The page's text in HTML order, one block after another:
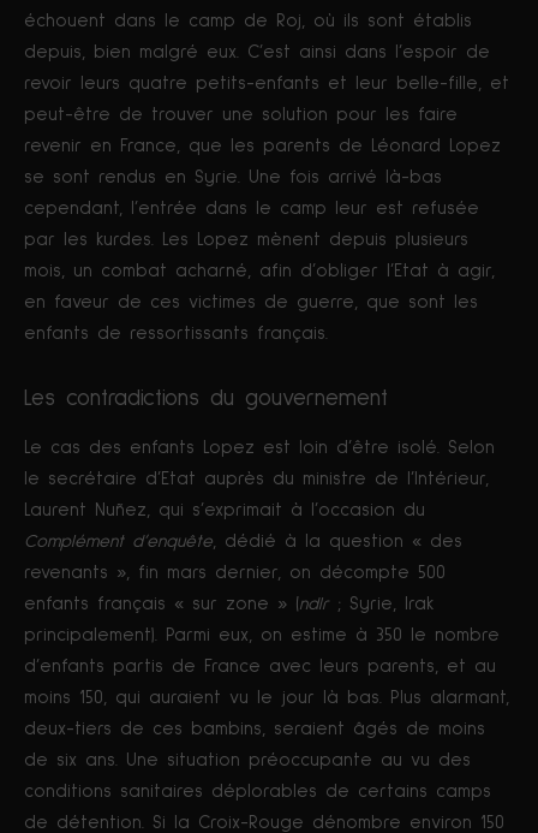
échouent dans le camp de Roj, où ils sont établis
depuis, bien malgré eux. C’est ainsi dans l’espoir de
revoir leurs quatre petits-enfants et leur belle-fille, et
peut-être de trouver une solution pour les faire
revenir en France, que les parents de Léonard Lopez
se sont rendus en Syrie. Une fois arrivé là-bas
cependant, l’entrée dans le camp leur est refusée
par les kurdes. Les Lopez mènent depuis plusieurs
mois, un combat acharné, afin d’obliger l’Etat à agir,
en faveur de ces victimes de guerre, que sont les
enfants de ressortissants français.
Les contradictions du gouvernement
Le cas des enfants Lopez est loin d’être isolé. Selon
le secrétaire d’Etat auprès du ministre de l’Intérieur,
Laurent Nuñez, qui s’exprimait à l’occasion du
Complément d’enquête, dédié à la question « des
revenants », fin mars dernier, on décompte 500
enfants français « sur zone » ( ndlr ; Syrie, Irak
principalement). Parmi eux, on estime à 350 le nombre
d’enfants partis de France avec leurs parents, et au
moins 150, qui auraient vu le jour là bas. Plus alarmant,
deux-tiers de ces bambins, seraient âgés de moins
de six ans. Une situation préoccupante au vu des
conditions sanitaires déplorables de certains camps
de détention. Si la Croix-Rouge dénombre environ 150